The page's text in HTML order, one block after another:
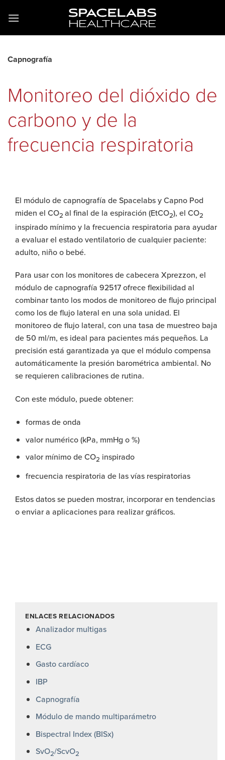
Capnografía
Monitoreo del dióxido de
carbono y de la
frecuencia respiratoria
El módulo de capnografía de Spacelabs y Capno Pod
miden el CO2 al final de la espiración (EtCO2), el CO2
inspirado mínimo y la frecuencia respiratoria para ayudar
a evaluar el estado ventilatorio de cualquier paciente:
adulto, niño o bebé.
Para usar con los monitores de cabecera Xprezzon, el
módulo de capnografía 92517 ofrece flexibilidad al
combinar tanto los modos de monitoreo de flujo principal
como los de flujo lateral en una sola unidad. El
monitoreo de flujo lateral, con una tasa de muestreo baja
de 50 ml/m, es ideal para pacientes más pequeños. La
precisión está garantizada ya que el módulo compensa
automáticamente la presión barométrica ambiental. No
se requieren calibraciones de rutina.
Con este módulo, puede obtener:
formas de onda
valor numérico (kPa, mmHg o %)
valor mínimo de CO2 inspirado
frecuencia respiratoria de las vías respiratorias
Estos datos se pueden mostrar, incorporar en tendencias
o enviar a aplicaciones para realizar gráficos.
ENLACES RELACIONADOS
Analizador multigas
ECG
Gasto cardíaco
IBP
Capnografía
Módulo de mando multiparámetro
Bispectral Index (BISx)
SvO2/ScvO2